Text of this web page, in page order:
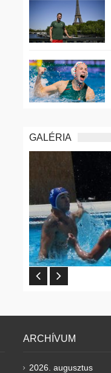
GALÉRIA
ARCHÍVUM
2026. augusztus